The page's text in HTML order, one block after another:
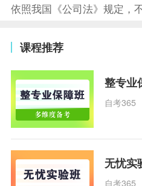
依照我国《公司法》规定，
课程推荐
整专业
自考365
无忧实
自考365